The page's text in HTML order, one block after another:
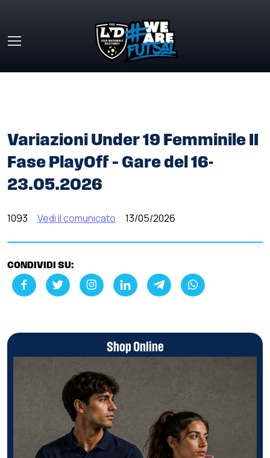
Variazioni Under 19 Femminile II
Fase PlayOff – Gare del 16-
23.05.2026
1093 Vedi il comunicato 13/05/2026
CONDIVIDI SU:
Shop Online